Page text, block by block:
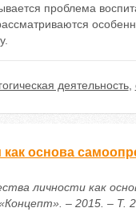
проблема
деятельность,
как основа
личности как
– 2015. – Т.